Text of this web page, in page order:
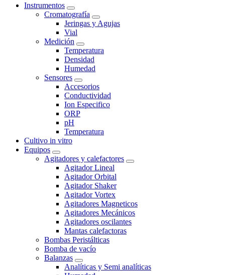
Instrumentos
Cromatografía
Jeringas y Agujas
Vial
Medición
Temperatura
Densidad
Humedad
Sensores
Accesorios
Conductividad
Ion Especifico
ORP
pH
Temperatura
Cultivo in vitro
Equipos
Agitadores y calefactores
Agitador Lineal
Agitador Orbital
Agitador Shaker
Agitador Vortex
Agitadores Magneticos
Agitadores Mecánicos
Agitadores oscilantes
Mantas calefactoras
Bombas Peristálticas
Bomba de vacío
Balanzas
Analíticas y Semi analíticas